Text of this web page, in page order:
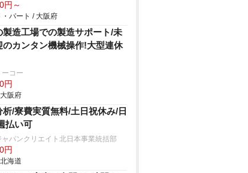
円～
パート / 大阪府
製造工場での製造サポート/未
のカンタン機械操作!大型連休
コー
円
阪府
析/寮費実質無料/土日祝休み/日
払い可
パンクリエイト北日本事業統括部
円
海道